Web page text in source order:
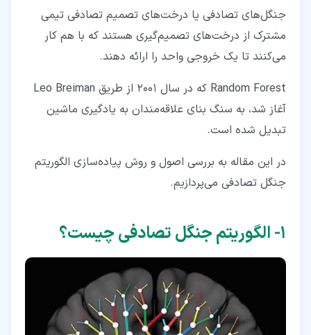
۳‏-‏۱‏- دقت پیش‌بینی بالا
۳‏-‏۲‏- مقاومت در برابر تطبیق بیش از حد
۳‏-‏۴‏- ارزیابی اهمیت متغیر
۳‏-‏۹‏- پرداختن به داده‌های نامتعادل
جنگل‌های تصادفی یا درخت‌های تصمیم تصادفی تیمی
مشترک از درخت‌های تصمیم‌گیری هستند که با هم کار
می‌کنند تا یک خروجی واحد را ارائه دهند.
Random Forest که در سال 2001 از طریق Leo Breiman
آغاز شد، به سنگ بنای علاقه‌مندان به یادگیری ماشین
تبدیل شده است.
در این مقاله به بررسی اصول و روش پیاده‌سازی الگوریتم
جنگل تصادفی می‌پردازیم.
۱‏- الگوریتم جنگل تصادفی چیست؟